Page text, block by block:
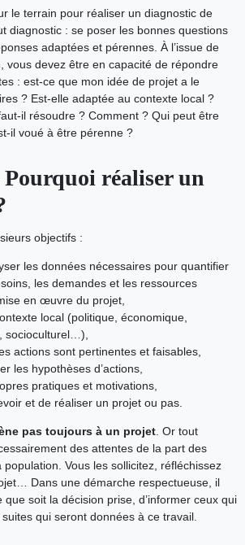
le terrain pour réaliser un diagnostic de
diagnostic : se poser les bonnes questions
adaptées et pérennes. À l’issue de
vous devez être en capacité de répondre
: est-ce que mon idée de projet a le
? Est-elle adaptée au contexte local ?
il résoudre ? Comment ? Qui peut être
il voué à être pérenne ?
réaliser un
objectifs :
les données nécessaires pour quantifier
les demandes et les ressources
en œuvre du projet,
local (politique, économique,
socioculturel…),
actions sont pertinentes et faisables,
les hypothèses d’actions,
pratiques et motivations,
et de réaliser un projet ou pas.
pas toujours à un projet. Or tout
des attentes de la part des
population. Vous les sollicitez, réfléchissez
Dans une démarche respectueuse, il
soit la décision prise, d’informer ceux qui
qui seront données à ce travail.